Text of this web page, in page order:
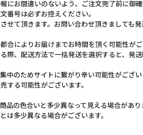
お間違いのないよう、ご注文完了前に御確
番号は必ずお控えください。
せて頂きます。お問い合わせ頂きましても
によりお届けまでお時間を頂く可能性がご
際、配送方法で一括発送を選択すると、発
のためサイトに繋がり辛い可能性がござい
する可能性がございます。
の色合いと多少異なって見える場合があり
多少異なる場合がございます。